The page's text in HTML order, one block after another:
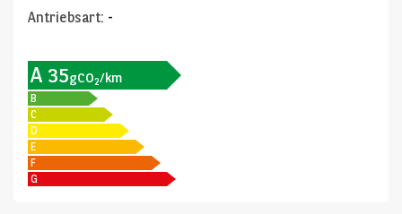
Antriebsart: -
A 35gCO2/km
B
C
D
E
F
G